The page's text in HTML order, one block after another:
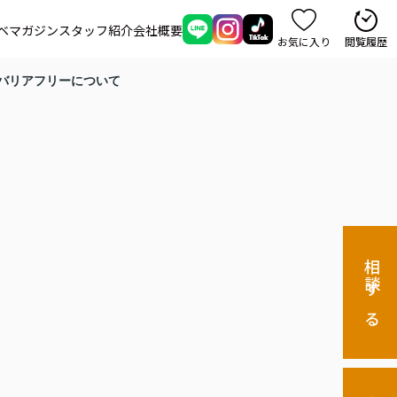
マガジンスタッフ紹介会社概要
お気に入り 閲覧履歴
相談する
リアフリーについて